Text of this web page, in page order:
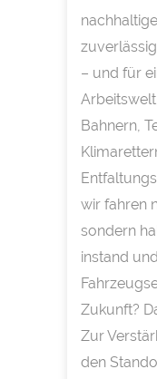
– und für
Bahnern,
wir fahren
sondern
instand
Zukunft?
Zur
den